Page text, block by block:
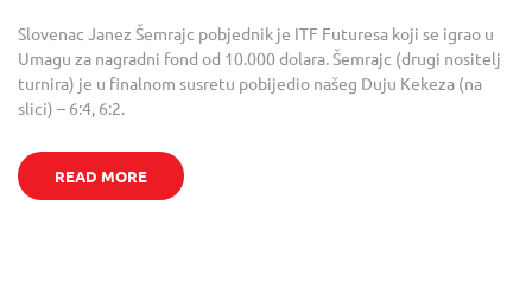
Slovenac Janez Šemrajc pobjednik je ITF Futuresa koji se igrao u
Umagu za nagradni fond od 10.000 dolara. Šemrajc (drugi nositelj
turnira) je u finalnom susretu pobijedio našeg Duju Kekeza (na
slici) – 6:4, 6:2.
READ MORE